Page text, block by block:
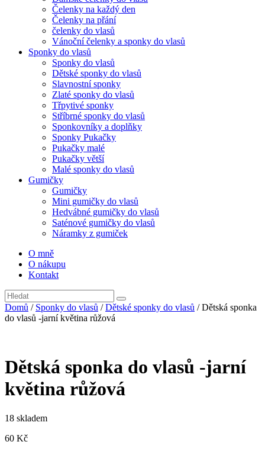
Čelenky na každý den
Čelenky na přání
čelenky do vlasů
Vánoční čelenky a sponky do vlasů
Sponky do vlasů
Sponky do vlasů
Dětské sponky do vlasů
Slavnostní sponky
Zlaté sponky do vlasů
Třpytivé sponky
Stříbrné sponky do vlasů
Sponkovníky a doplňky
Sponky Pukačky
Pukačky malé
Pukačky větší
Malé sponky do vlasů
Gumičky
Gumičky
Mini gumičky do vlasů
Hedvábné gumičky do vlasů
Saténové gumičky do vlasů
Náramky z gumiček
O mně
O nákupu
Kontakt
Domů / Sponky do vlasů /Dětské sponky do vlasů / Dětská sponka
do vlasů -jarní květina růžová
Dětská sponka do vlasů -jarní
květina růžová
18 skladem
60 Kč